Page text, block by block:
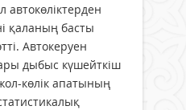
автокөліктерден
қаланың басты
Автокеруен
дыбыс күшейткіш
көлік апатының